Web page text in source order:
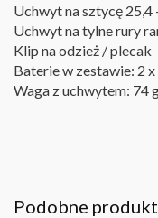
Uchwyt na sztycę 25,4
Uchwyt na tylne rury
Klip na odzież / plecak
Baterie w zestawie: 2
Waga z uchwytem: 74
Podobne